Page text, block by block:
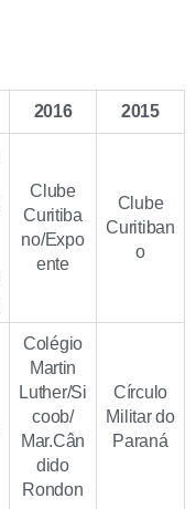
2016 2015
Clube
Curitiba
no/Expo
ente
Clube
Curitiban
o
Colégio
Martin
Luther/Si
coob/
Mar.Cân
dido
Rondon
Círculo
Militar do
Paraná